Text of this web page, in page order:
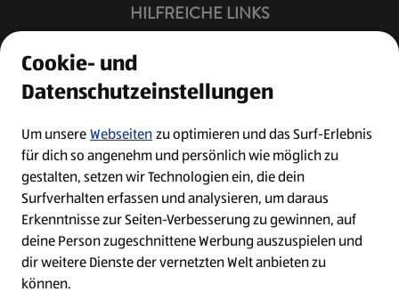
HILFREICHE LINKS
Job Benachrichtigung
Bewerberkonto
Leichte Sprache
Kontakt
Cookie- und
Datenschutzeinstellungen
Um unsereWebseitenzu optimieren und das Surf-Erlebnis
für dich so angenehm und persönlich wie möglich zu
gestalten, setzen wir Technologien ein, die dein
Surfverhalten erfassen und analysieren, um daraus
Erkenntnisse zur Seiten-Verbesserung zu gewinnen, auf
deine Person zugeschnittene Werbung auszuspielen und
dir weitere Dienste der vernetzten Welt anbieten zu
können.